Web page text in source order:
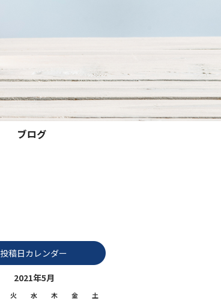
投稿日カレンダー
2021年5月
火 水 木 金 土